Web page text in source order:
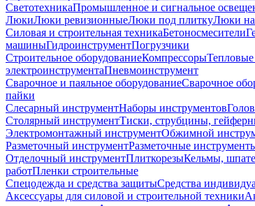
СветотехникаПромышленное и сигнальное
ЛюкиЛюки ревизионныеЛюки под плиткуЛюки
Силовая и строительная техникаБетоносмесители
машиныГидроинструментПогрузчики
Строительное оборудованиеКомпрессоры
электроинструментаПневмоинструмент
Сварочное и паяльное оборудованиеСварочное
пайки
Слесарный инструментНаборы инструментов
Столярный инструментТиски, струбцины,
Электромонтажный инструментОбжимной
Разметочный инструментРазметочные
Отделочный инструментПлиткорезыКельмы,
работПленки строительные
Спецодежда и средства защитыСредства
Аксессуары для силовой и строительной техники